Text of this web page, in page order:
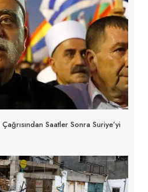
Saatler Sonra Suriye’yi